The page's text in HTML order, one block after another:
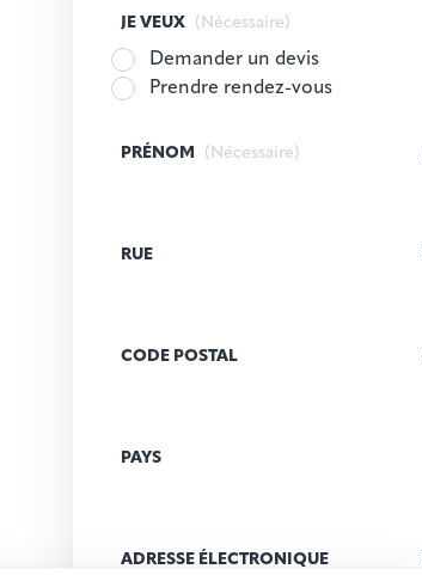
JE VEUX (Nécessaire)
Demander un devis
Prendre rendez-vous
PRÉNOM (Nécessaire)
RUE
CODE POSTAL
PAYS
ADRESSE ÉLECTRONIQUE